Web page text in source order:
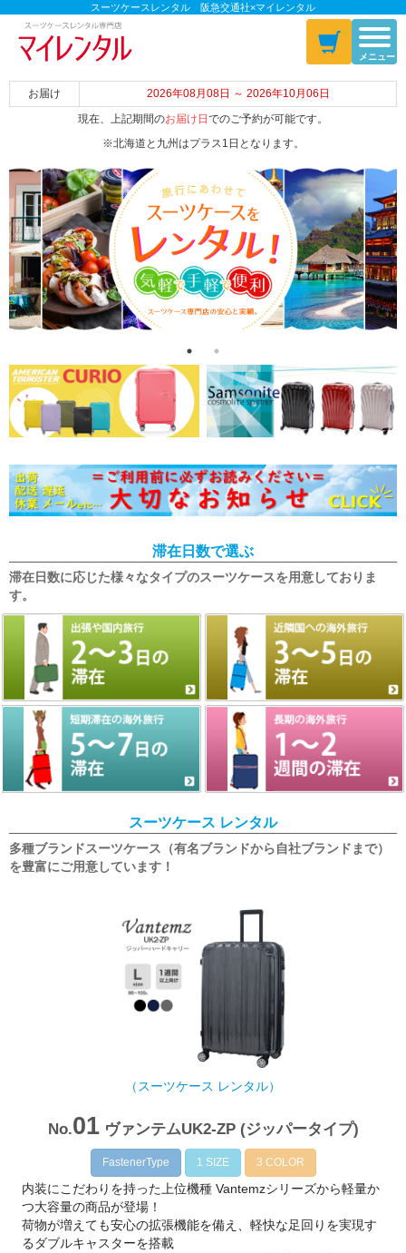
スーツケースレンタル 阪急交通社×マイレンタル
メニュー
お届け
2026年08月08日 ～ 2026年10月06日
現在、上記期間のお届け日 でのご予約が可能です。
※北海道と九州はプラス1日となります。
Previous Next
滞在日数で選ぶ
滞在日数に応じた様々なタイプのスーツケースを用意しておりま
す。
スーツケース レンタル
多種ブランドスーツケース（有名ブランドから自社ブランドまで）
を豊富にご用意しています！
（スーツケース レンタル）
No.01ヴァンテムUK2-ZP (ジッパータイプ)
FastenerType 1 SIZE 3 COLOR
内装にこだわりを持った上位機種 Vantemzシリーズから軽量か
つ大容量の商品が登場！
荷物が増えても安心の拡張機能を備え、軽快な足回りを実現す
るダブルキャスターを搭載